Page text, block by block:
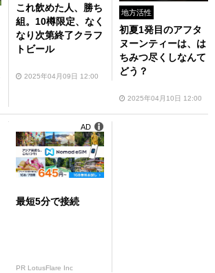
これ飲めた人、勝ち
組。10樽限定、なく
なり次第終了クラフ
トビール
2025年04月09日 12:00
地方活性
初夏1発目のアフタ
ヌーンティーは、は
ちみつ尽くしなんて
どう？
2025年04月10日 12:00
最短5分で接続
PR LotusFlare Inc
AD